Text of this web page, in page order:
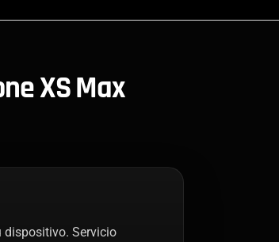
XS Max
Servicio